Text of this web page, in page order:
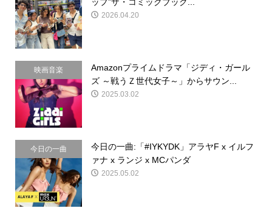
2026.04.20
映画音楽
Amazonプライムドラマ「ジディ・ガール
ズ ～戦うＺ世代女子～」からサウン...
2025.03.02
今日の一曲
今日の一曲:「#IYKYDK」アラヤF x イルフ
ァナ x ランジ x MCパンダ
2025.05.02